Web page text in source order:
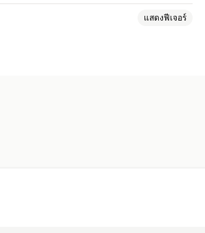
แสดงฟีเจอร์